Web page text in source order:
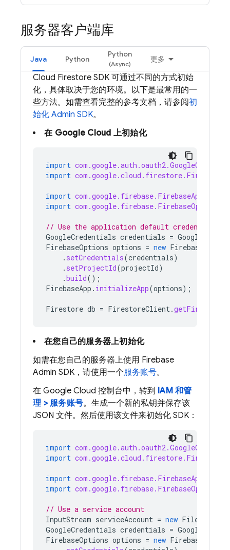
服务器客户端库
Java Python
Python
更多
Cloud Firestore SDK 可通过不同的方式初始
化，具体取决于您的环境。以下是最常用的一
些方法。如需查看完整的参考文档，请参阅初
始化 Admin SDK。
在 Google Cloud 上初始化
import
import com.google.cloud.firestore.Firestore
import com.google.firebase.FirebaseApp
import com.google.firebase.FirebaseOptions
// Use the application default credentials
GoogleCredentials credentials =
FirebaseOptions options = new
. setCredentials(credentials)
. setProjectId(projectId)
.build();
FirebaseApp . initializeApp(options);
Firestore db = FirestoreClient.getFirestore
在您自己的服务器上初始化
如需在您自己的服务器上使用 Firebase
Admin SDK，请使用一个服务账号。
在 Google Cloud 控制台中，转到 IAM 和管
理 > 服务账号。生成一个新的私钥并保存该
JSON 文件。然后使用该文件来初始化 SDK：
import
import com.google.cloud.firestore.Firestore
import com.google.firebase.FirebaseApp
import com.google.firebase.FirebaseOptions
// Use a service account
InputStream serviceAccount = new
GoogleCredentials credentials =
FirebaseOptions options = new